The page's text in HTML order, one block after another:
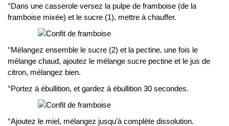
°Dans une casserole versez la pulpe de framboise (de la
framboise mixée) et le sucre (1), mettre à chauffer.
°Mélangez ensemble le sucre (2) et la pectine, une fois le
mélange chaud, ajoutez le mélange sucre pectine et le jus de
citron, mélangez bien.
°Portez à ébullition, et gardez à ébullition 30 secondes.
°Ajoutez le miel, mélangez jusqu’à complète dissolution.